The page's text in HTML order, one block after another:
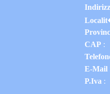
CAP :
E-Mail
P.Iva :